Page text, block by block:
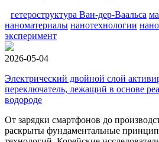
гетероструктура Ван-дер-Ваальса
наноматериалы нанотехнологии
эксперимент
2026-05-04
Электрический двойной слой
переключатель, лежащий в основе
водороде
От зарядки смартфонов до
раскрыты фундаментальные